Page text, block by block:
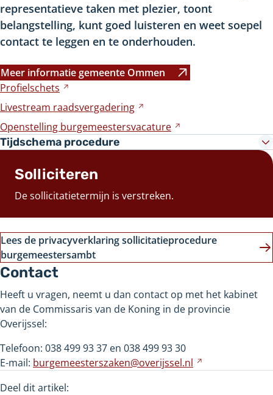
representatieve taken met plezier, toont
belangstelling, kunt goed luisteren en weet soepel
contact te leggen en te onderhouden.
Meer informatie gemeente Ommen
Verwijst
naar
een
andere
website
Profielschets
naar
andere
website
Livestream raadsvergadering
naar
een
andere
Openstelling burgemeestersvacature
Tijdschema procedure
Solliciteren
De sollicitatietermijn is verstreken.
Lees de privacyverklaring sollicitatieprocedure
burgemeestersambt
Contact
Heeft u vragen, neemt u dan contact op met het kabinet
van de Commissaris van de Koning in de provincie
Overijssel:
Telefoon: 0384999337 en 0384999330
E-mail: burgemeesterszaken@overijssel.nl
Deel dit artikel: